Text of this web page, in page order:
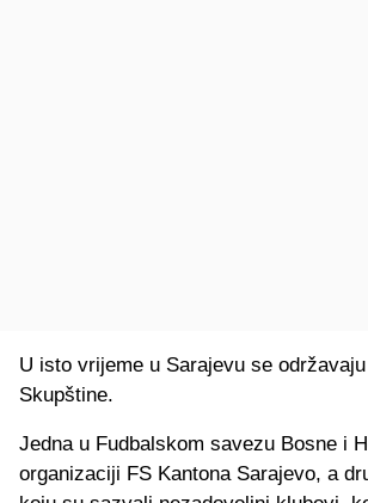
U isto vrijeme u Sarajevu se
Skupštine.
Jedna u Fudbalskom savezu Bosne i
organizaciji FS Kantona Sarajevo, a